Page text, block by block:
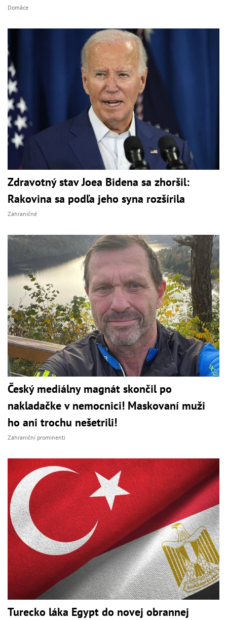
Domáce
Zdravotný stav Joea Bidena sa zhoršil:
Rakovina sa podľa jeho syna rozšírila
Zahraničné
Český mediálny magnát skončil po
nakladačke v nemocnici! Maskovaní muži
ho ani trochu nešetrili!
Zahraniční prominenti
Turecko láka Egypt do novej obrannej